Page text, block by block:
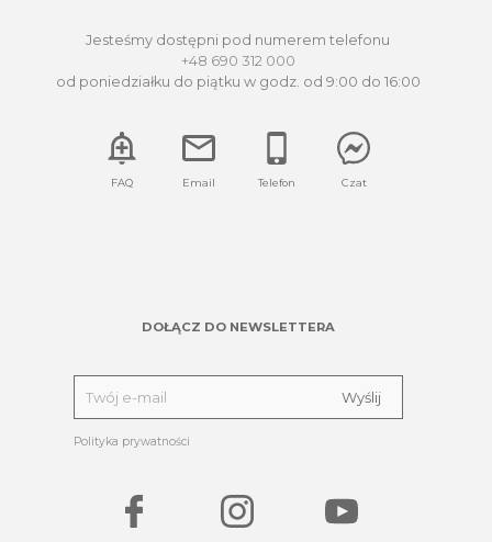
Jesteśmy dostępni pod numerem telefonu
+48 690 312 000
od poniedziałku do piątku w godz. od 9:00 do 16:00
FAQ Email Telefon Czat
DOŁĄCZ DO NEWSLETTERA
Polityka prywatności